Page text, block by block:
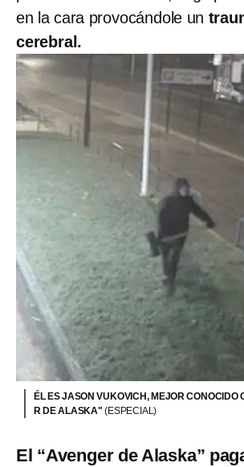
en la cara provocándole un
cerebral.
ÉL ES JASON VUKOVICH, MEJOR CONOCIDO
R DE ALASKA"(ESPECIAL)
El “Avenger de Alaska”